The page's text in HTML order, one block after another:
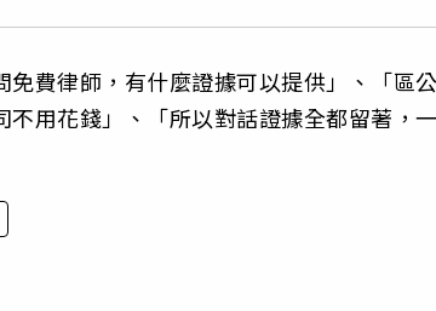
費律師，有什麼證據可以提供」、「區
用花錢」、「所以對話證據全都留著，